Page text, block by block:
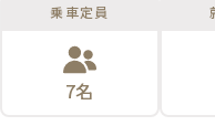
乗車定員
7名